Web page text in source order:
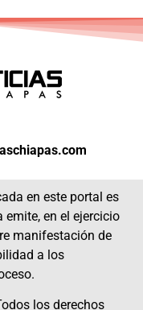
en este portal es
en el ejercicio
manifestación de
a los
los derechos